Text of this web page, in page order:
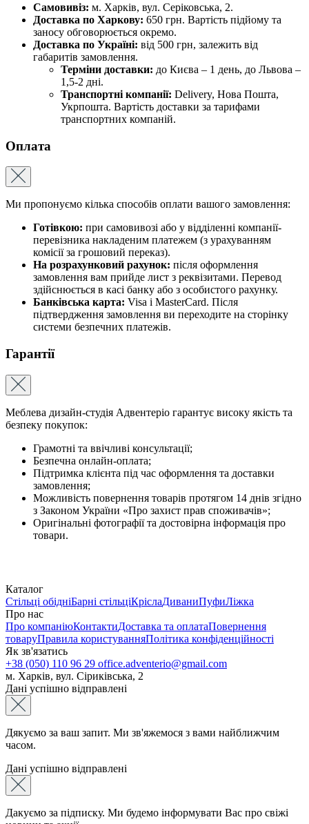
Самовивіз: м. Харків, вул. Серіковська, 2.
Доставка по Харкову: 650 грн. Вартість підйому та
заносу обговорюється окремо.
Доставка по Україні: від 500 грн, залежить від
габаритів замовлення.
Терміни доставки: до Києва – 1 день, до Львова –
1,5-2 дні.
Транспортні компанії: Delivery, Нова Пошта,
Укрпошта. Вартість доставки за тарифами
транспортних компаній.
Оплата
Ми пропонуємо кілька способів оплати вашого замовлення:
Готівкою: при самовивозі або у відділенні компанії-
перевізника накладеним платежем (з урахуванням
комісії за грошовий переказ).
На розрахунковий рахунок: після оформлення
замовлення вам прийде лист з реквізитами. Перевод
здійснюється в касі банку або з особистого рахунку.
Банківська карта: Visa і MasterCard. Після
підтвердження замовлення ви переходите на сторінку
системи безпечних платежів.
Гарантії
Меблева дизайн-студія Адвентеріо гарантує високу якість та
безпеку покупок:
Грамотні та ввічливі консультації;
Безпечна онлайн-оплата;
Підтримка клієнта під час оформлення та доставки
замовлення;
Можливість повернення товарів протягом 14 днів згідно
з Законом України «Про захист прав споживачів»;
Оригінальні фотографії та достовірна інформація про
товари.
Каталог
Стільці обідніБарні стільціКріслаДиваниПуфиЛіжка
Про нас
Про компаніюКонтактиДоставка та оплатаПовернення
товаруПравила користуванняПолітика конфіденційності
Як зв'язатись
+38 (050) 110 96 29 office.adventerio@gmail.com
м. Харків, вул. Сіриківська, 2
Дані успішно відправлені
Дякуємо за ваш запит. Ми зв'яжемося з вами найближчим
часом.
Дані успішно відправлені
Дакуємо за підписку. Ми будемо інформувати Вас про свіжі